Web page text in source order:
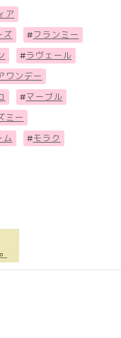
ア
ズ #フランミー
#ラヴェール
ワンデー
#マーブル
ミー
ム #モラク